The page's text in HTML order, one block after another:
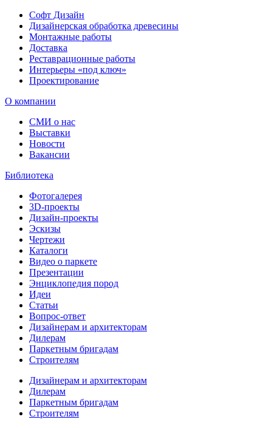
Софт Дизайн
Дизайнерская обработка древесины
Монтажные работы
Доставка
Реставрационные работы
Интерьеры «под ключ»
Проектирование
О компании
СМИ о нас
Выставки
Новости
Вакансии
Библиотека
Фотогалерея
3D-проекты
Дизайн-проекты
Эскизы
Чертежи
Каталоги
Видео о паркете
Презентации
Энциклопедия пород
Идеи
Статьи
Вопрос-ответ
Дизайнерам и архитекторам
Дилерам
Паркетным бригадам
Строителям
Дизайнерам и архитекторам
Дилерам
Паркетным бригадам
Строителям